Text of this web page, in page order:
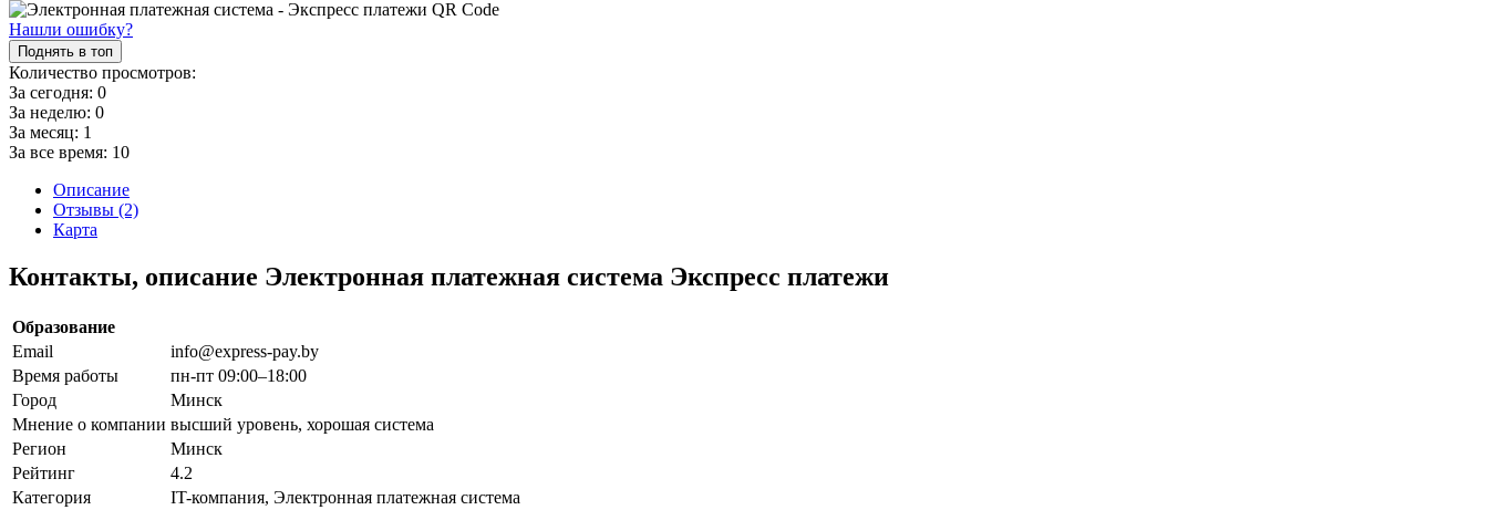
Нашли ошибку?
Поднять в топ
Количество просмотров:
За сегодня: 0
За неделю: 0
За месяц: 1
За все время: 10
Описание
Отзывы (2)
Карта
Контакты, описание Электронная платежная система Экспресс платежи
Образование
Email
info@express-pay.by
Время работы
пн-пт 09:00–18:00
Город
Минск
Мнение о компании высший уровень, хорошая система
Регион
Минск
Рейтинг
4.2
Категория
IT-компания, Электронная платежная система